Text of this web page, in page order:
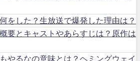
をした？生放送で爆発した理由は？
要とキャストやあらすじは？原作は
やるなの意味とは？ヘミングウェイ